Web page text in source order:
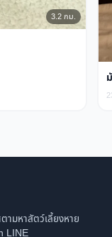
3.2 กม.
ามหาสัตว์เลี้ยงหาย
LINE